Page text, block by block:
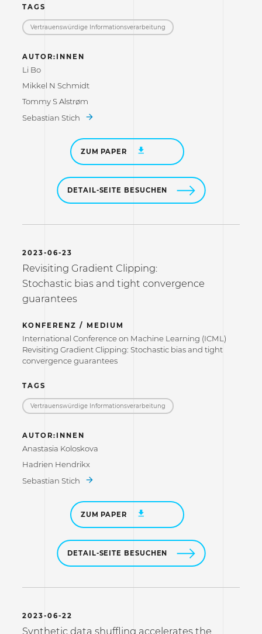
TAGS
Vertrauenswürdige Informations­verarbeitung
AUTOR:INNEN
Li Bo
Mikkel N Schmidt
Tommy S Alstrøm
Sebastian Stich
ZUM PAPER
DETAIL-SEITE BESUCHEN
2023-06-23
Revisiting Gradient Clipping:
Stochastic bias and tight convergence
guarantees
KONFERENZ / MEDIUM
International Conference on Machine Learning (ICML)
Revisiting Gradient Clipping: Stochastic bias and tight
convergence guarantees
TAGS
Vertrauenswürdige Informations­verarbeitung
AUTOR:INNEN
Anastasia Koloskova
Hadrien Hendrikx
Sebastian Stich
ZUM PAPER
DETAIL-SEITE BESUCHEN
2023-06-22
Synthetic data shuffling accelerates the